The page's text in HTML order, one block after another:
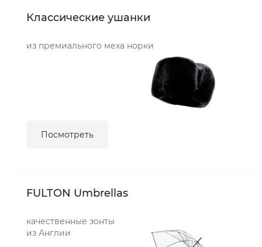
Классические ушанки
из премиального меха норки
Посмотреть
FULTON Umbrellas
качественные зонты
из Англии